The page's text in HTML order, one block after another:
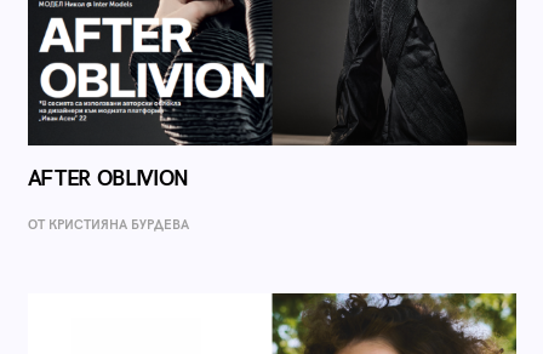
AFTER OBLIVION
ОТ КРИСТИЯНА БУРДЕВА